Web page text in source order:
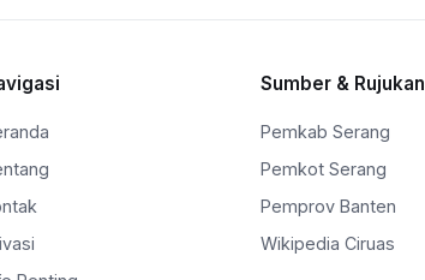
Sumber & Rujukan
Pemkab Serang
Pemkot Serang
Pemprov Banten
Wikipedia Ciruas